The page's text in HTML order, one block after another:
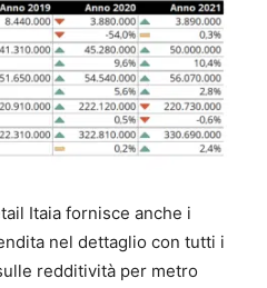
Itaia fornisce anche i
nel dettaglio con tutti i
redditività per metro